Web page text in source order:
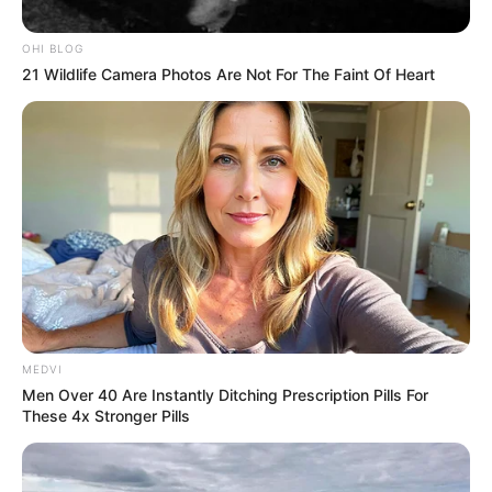
🏛️ Vitória expressiva na Câmara dos Deputados
O resultado foi considerado histórico:
446 votos a favor e 20
contrários no primeiro turno , e
426 votos a favor e apenas 10
OHI BLOG
21 Wildlife Camera Photos Are Not For The Faint Of Heart
MEDVI
Men Over 40 Are Instantly Ditching Prescription Pills For
These 4x Stronger Pills